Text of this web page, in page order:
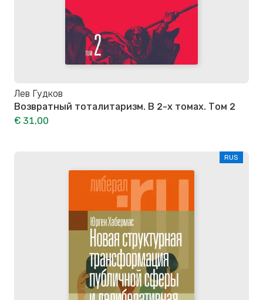
Лев Гудков
Возвратный тоталитаризм. В 2-х томах. Том 2
€ 31,00
RUS